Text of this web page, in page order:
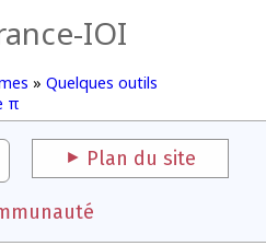
IOI
» Quelques outils
π
Plan du site